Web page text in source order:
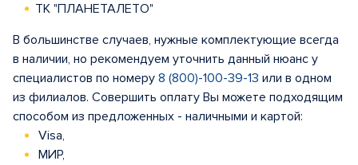
ТК "ПЛАНЕТАЛЕТО"
В большинстве случаев, нужные комплектующие всегда
в наличии, но рекомендуем уточнить данный нюанс у
специалистов по номеру 8 (800)-100-39-13 или в одном
из филиалов. Совершить оплату Вы можете подходящим
способом из предложенных - наличными и картой:
Visa,
МИР,